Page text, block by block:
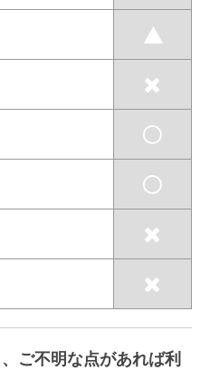
ご不明な点があれば利